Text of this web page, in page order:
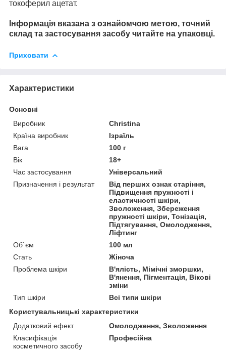
токоферил ацетат.
Інформація вказана з ознайомчою метою, точний
склад та застосування засобу читайте на упаковці.
Приховати
Характеристики
Основні
Виробник
Christina
Країна виробник
Ізраїль
Вага
100 г
Вік
18+
Час застосування
Універсальний
Призначення і результат
Від перших ознак старіння,
Підвищення пружності і
еластичності шкіри,
Зволоження, Збереження
пружності шкіри, Тонізація,
Підтягування, Омолодження,
Ліфтинг
Об`єм
100 мл
Стать
Жіноча
Проблема шкіри
В'ялість, Мімічні зморшки,
В'янення, Пігментація, Вікові
зміни
Тип шкіри
Всі типи шкіри
Користувальницькі характеристики
Додатковий ефект
Омолодження, Зволоження
Класифікація
косметичного засобу
Професійна